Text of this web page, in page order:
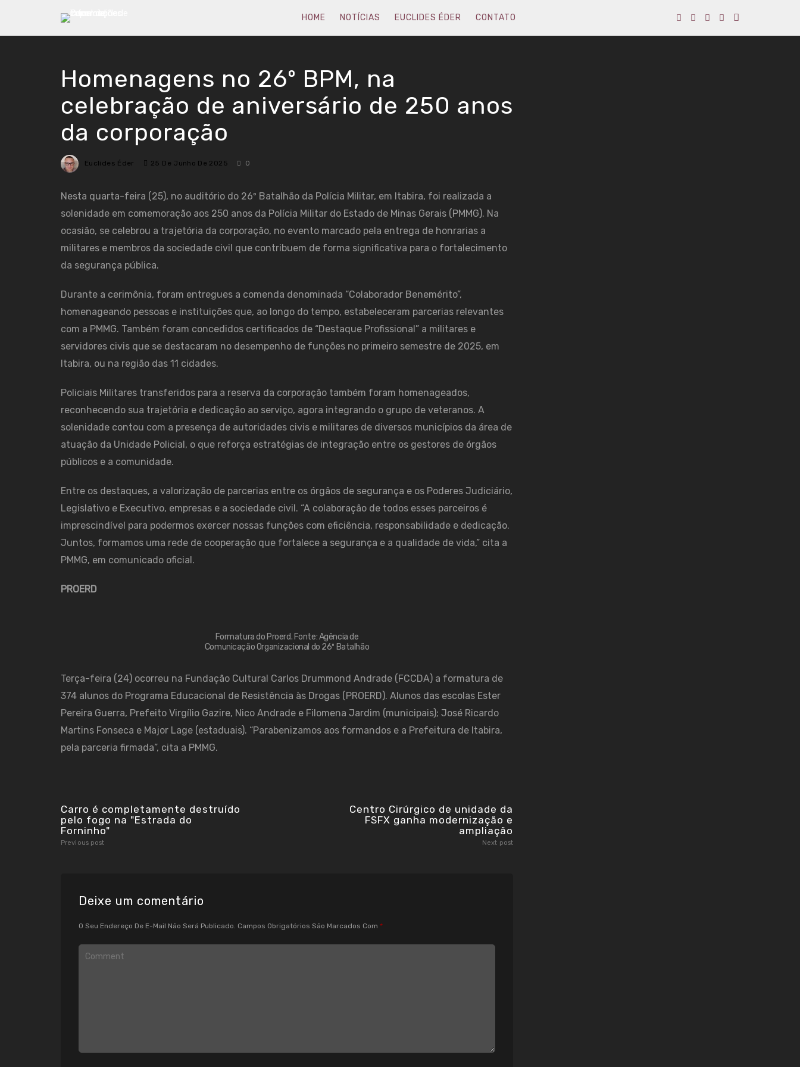
HOME NOTÍCIAS EUCLIDES ÉDER CONTATO
Homenagens no 26º BPM, na
celebração de aniversário de 250 anos
da corporação
Euclides Éder 25 De Junho De 2025 0
Nesta quarta-feira (25), no auditório do 26º Batalhão da Polícia Militar, em Itabira, foi realizada a
solenidade em comemoração aos 250 anos da Polícia Militar do Estado de Minas Gerais (PMMG). Na
ocasião, se celebrou a trajetória da corporação, no evento marcado pela entrega de honrarias a
militares e membros da sociedade civil que contribuem de forma significativa para o fortalecimento
da segurança pública.
Durante a cerimônia, foram entregues a comenda denominada “Colaborador Benemérito”,
homenageando pessoas e instituições que, ao longo do tempo, estabeleceram parcerias relevantes
com a PMMG. Também foram concedidos certificados de “Destaque Profissional” a militares e
servidores civis que se destacaram no desempenho de funções no primeiro semestre de 2025, em
Itabira, ou na região das 11 cidades.
Policiais Militares transferidos para a reserva da corporação também foram homenageados,
reconhecendo sua trajetória e dedicação ao serviço, agora integrando o grupo de veteranos. A
solenidade contou com a presença de autoridades civis e militares de diversos municípios da área de
atuação da Unidade Policial, o que reforça estratégias de integração entre os gestores de órgãos
públicos e a comunidade.
Entre os destaques, a valorização de parcerias entre os órgãos de segurança e os Poderes Judiciário,
Legislativo e Executivo, empresas e a sociedade civil. “A colaboração de todos esses parceiros é
imprescindível para podermos exercer nossas funções com eficiência, responsabilidade e dedicação.
Juntos, formamos uma rede de cooperação que fortalece a segurança e a qualidade de vida,” cita a
PMMG, em comunicado oficial.
PROERD
Formatura do Proerd. Fonte: Agência de
Comunicação Organizacional do 26º Batalhão
Terça-feira (24) ocorreu na Fundação Cultural Carlos Drummond Andrade (FCCDA) a formatura de
374 alunos do Programa Educacional de Resistência às Drogas (PROERD). Alunos das escolas Ester
Pereira Guerra, Prefeito Virgílio Gazire, Nico Andrade e Filomena Jardim (municipais); José Ricardo
Martins Fonseca e Major Lage (estaduais). “Parabenizamos aos formandos e a Prefeitura de Itabira,
pela parceria firmada”, cita a PMMG.
Carro é completamente destruído
pelo fogo na "Estrada do
Forninho"
Previous post
Centro Cirúrgico de unidade da
FSFX ganha modernização e
ampliação
Next post
Deixe um comentário
O Seu Endereço De E-Mail Não Será Publicado. Campos Obrigatórios São Marcados Com *